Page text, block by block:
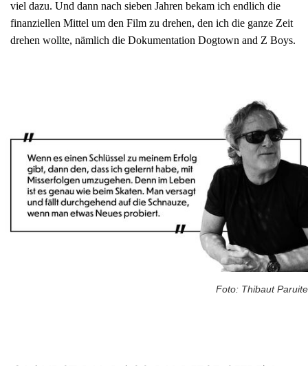
viel dazu. Und dann nach sieben Jahren bekam ich endlich die
finanziellen Mittel um den Film zu drehen, den ich die ganze Zeit
drehen wollte, nämlich die Dokumentation Dogtown and Z Boys.
Foto: Thibaut Paruite